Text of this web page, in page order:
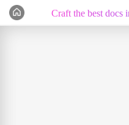
Craft the best